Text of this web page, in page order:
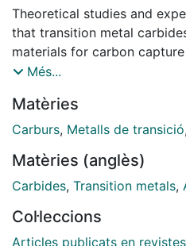
Theoretical studies and
that transition metal
materials for carbon
technologies from air
molecular oxygen, and their
while being transformed into
chemical activity, e.g.
density functional theory
oxycarbide formation in the
careful analysis of different
Més...
Matèries
Carburs, Metalls de transició,
Matèries (anglès)
Carbides, Transition metals,
Col·leccions
Articles publicats en